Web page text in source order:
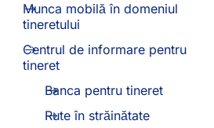
Munca mobilă în domeniul
tineretului
Centrul de informare pentru
tineret
Banca pentru tineret
Rute în străinătate